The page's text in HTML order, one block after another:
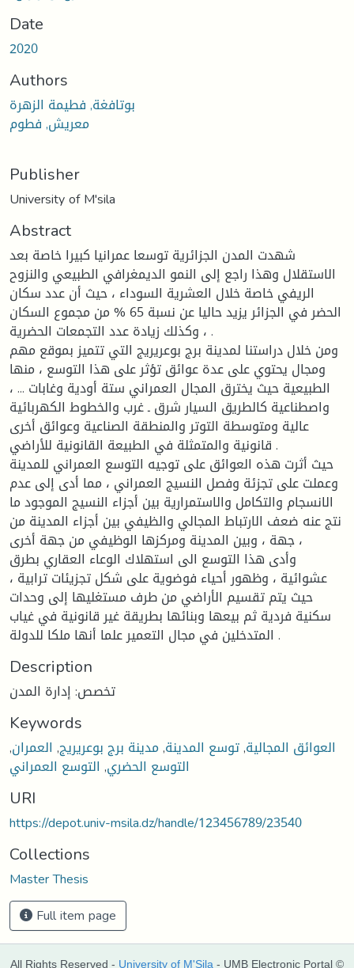
Date
2020
Authors
بوتافغة, فطيمة الزهرة
معريش, فطوم
Publisher
University of M'sila
Abstract
شهدت المدن الجزائرية توسعا عمرانيا كبيرا خاصة بعد
الاستقلال وهذا راجع إلى النمو الديمغرافي الطبيعي والنزوح
الريفي خاصة خلال العشرية السوداء ، حيث أن عدد سكان
الحضر في الجزائر يزيد حاليا عن نسبة 65 % من مجموع السكان
، وكذلك زيادة عدد التجمعات الحضرية .
ومن خلال دراستنا لمدينة برج بوعريريج التي تتميز بموقع مهم
ومجال يحتوي على عدة عوائق تؤثر على هذا التوسع ، منها
الطبيعية حيث يخترق المجال العمراني ستة أودية وغابات ... ،
واصطناعية كالطريق السيار شرق ـ غرب والخطوط الكهربائية
عالية ومتوسطة التوتر والمنطقة الصناعية وعوائق أخرى
قانونية والمتمثلة في الطبيعة القانونية للأراضي .
حيث أثرت هذه العوائق على توجيه التوسع العمراني للمدينة
وعملت على تجزئة وفصل النسيج العمراني ، مما أدى إلى عدم
الانسجام والتكامل والاستمرارية بين أجزاء النسيج الموجود ما
نتج عنه ضعف الارتباط المجالي والظيفي بين أجزاء المدينة من
جهة ، وبين المدينة ومركزها الوظيفي من جهة أخرى ،
وأدى هذا التوسع الى استهلاك الوعاء العقاري بطرق
عشوائية ، وظهور أحياء فوضوية على شكل تجزيئات ترابية ،
حيث يتم تقسيم الأراضي من طرف مستغليها إلى وحدات
سكنية فردية ثم بيعها وبنائها بطريقة غير قانونية في غياب
المتدخلين في مجال التعمير علما أنها ملكا للدولة .
Description
تخصص: إدارة المدن
Keywords
العوائق المجالية,توسع المدينة,مدينة برج بوعريريج, العمران,
التوسع الحضري, التوسع العمراني
URI
https://depot.univ-msila.dz/handle/123456789/23540
Collections
Master Thesis
Full item page
All Rights Reserved - University of M'Sila - UMB Electronic Portal ©